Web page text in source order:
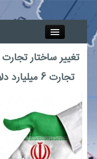
جذب خبرنگار
پیوند‌ها
چند رسانه‌ای
تغییر ساختار
تجارت 6 میلیارد دلاری دور از دسترس نیست